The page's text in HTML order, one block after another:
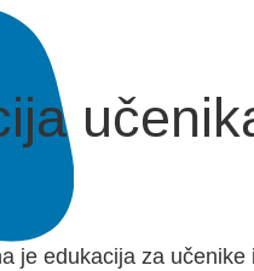
je edukacija za učenike